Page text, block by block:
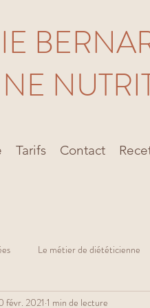
Tarifs Contact
Le métier de diététicienne
févr. 2021 1 min de lecture